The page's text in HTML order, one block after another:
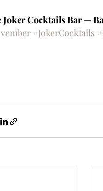
Joker Cocktails Bar —
#JokerCocktails